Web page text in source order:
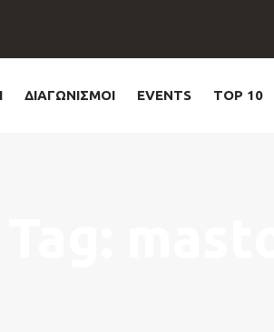
ΔΙΑΓΩΝΙΣΜΟΙ EVENTS TOP 10